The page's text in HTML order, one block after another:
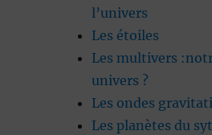
l’univers
Les étoiles
Les multivers
univers ?
Les ondes
Les planètes du